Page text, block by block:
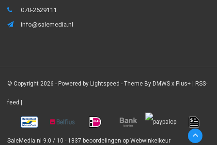
070-2629111
info@salemedia.nl
© Copyright 2026 - Powered by Lightspeed - Theme By DMWS x Plus+ RSS-
feed
SaleMedia.nl 9.0 / 10 - 1837 beoordelingen op Webwinkelkeur